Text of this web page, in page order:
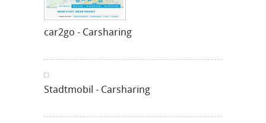
car2go - Carsharing
Stadtmobil - Carsharing